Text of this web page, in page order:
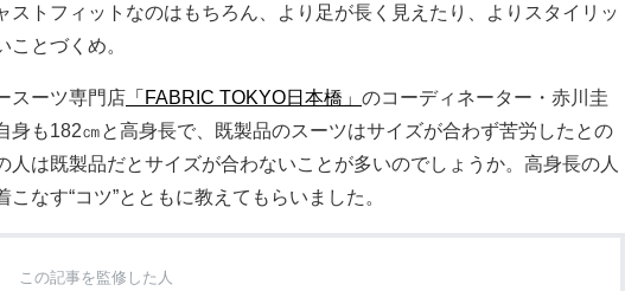
ストフィットなのはもちろん、より足が長く見えたり、よりスタイリッ
ことづくめ。
スーツ専門店 「FABRIC TOKYO日本橋」 のコーディネーター・赤川圭
身も182㎝と高身長で、既製品のスーツはサイズが合わず苦労したとの
は既製品だとサイズが合わないことが多いのでしょうか。高身長の人
なす“コツ”とともに教えてもらいました。
この記事を監修した人